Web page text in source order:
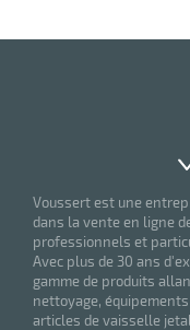
Voussert est une
dans la vente en ligne
professionnels et
Avec plus de 30 ans
gamme de produits
nettoyage,
articles de vaisselle